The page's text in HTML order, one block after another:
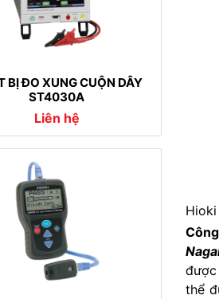
BỊ ĐO XUNG CUỘN DÂY
ST4030A
Liên hệ
Hioki
thể